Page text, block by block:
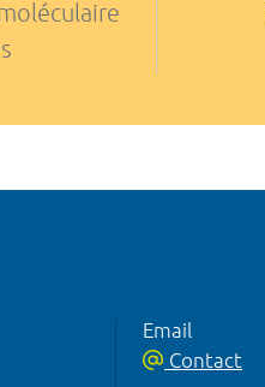
Email
Contact